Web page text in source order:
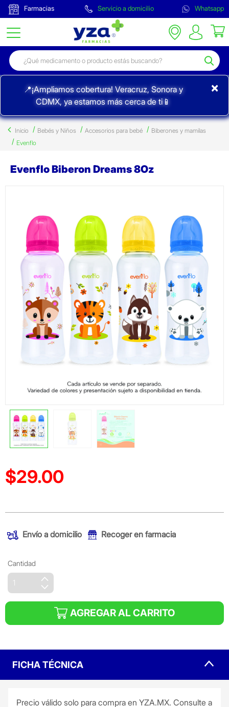
Farmacias Servicio a domicilio Whatsapp
📍¡Ampliamos cobertura! Veracruz, Sonora y
CDMX, ya estamos más cerca de ti📱
×
Inicio Bebés y Niños Accesorios para bebé
Biberones y mamilas
Evenflo
Evenflo Biberon Dreams 8Oz
Precio reducido de
$29.00
Envío a domicilio Recoger en farmacia
Cantidad
AGREGAR AL CARRITO
FICHA TÉCNICA
Precio válido solo para compra en YZA.MX. Consulte a